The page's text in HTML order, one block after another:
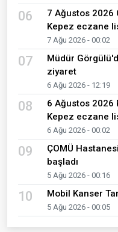
06
7 Ağustos 2026
Kepez eczane
7 Ağu 2026 - 00:02
07
Müdür
ziyaret
6 Ağu 2026 - 12:19
08
6 Ağustos 2026
Kepez eczane
6 Ağu 2026 - 00:02
09
ÇOMÜ
başladı
5 Ağu 2026 - 00:16
10 Mobil Kanser
5 Ağu 2026 - 00:05